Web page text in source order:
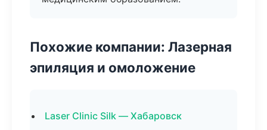
Похожие компании: Лазерная
эпиляция и омоложение
Laser Clinic Silk — Хабаровск